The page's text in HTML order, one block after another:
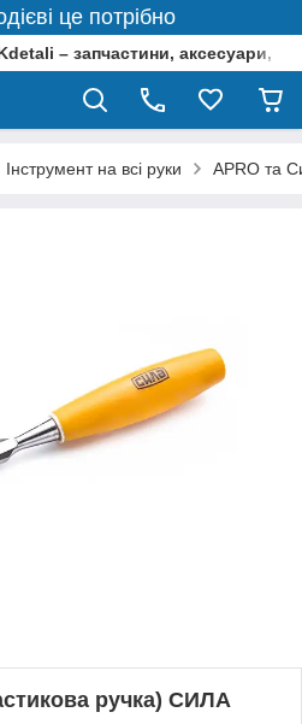
це потрібно
– запчастини, аксесуари,
Інструмент на всі руки APRO та
ручка) СИЛА